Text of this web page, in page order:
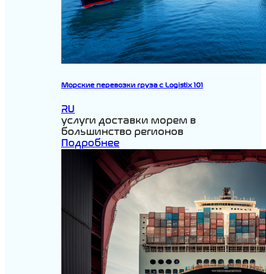
Морские перевозки груза с Logistix 101
RU
услуги доставки морем в
большинство регионов
Подробнее